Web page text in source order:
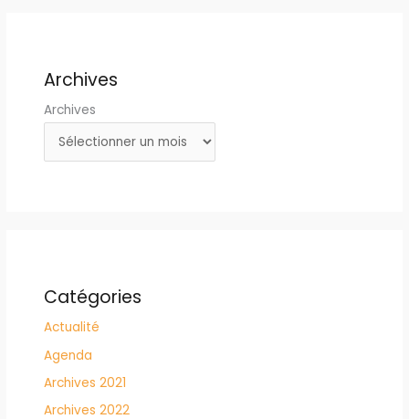
Archives
Archives
Catégories
Actualité
Agenda
Archives 2021
Archives 2022